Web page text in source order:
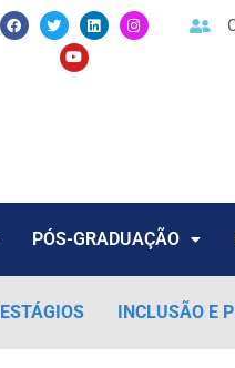
F
a
T
w
L
i
I
n
Y
o
u
t
u
PÓS-GRADUAÇÃO
ESTÁGIOS INCLUSÃO E